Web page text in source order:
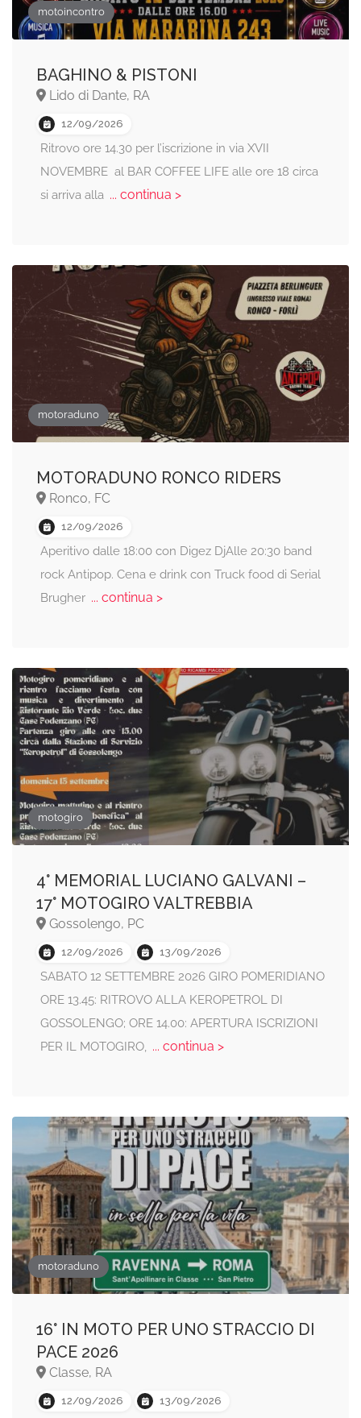
motoincontro
BAGHINO & PISTONI
Lido di Dante, RA
12/09/2026
Ritrovo ore 14.30 per l’iscrizione in via XVII
NOVEMBRE al BAR COFFEE LIFE alle ore 18 circa
si arriva alla... continua >
motoraduno
MOTORADUNO RONCO RIDERS
Ronco, FC
12/09/2026
Aperitivo dalle 18:00 con Digez DjAlle 20:30 band
rock Antipop. Cena e drink con Truck food di Serial
Brugher... continua >
motogiro
4° MEMORIAL LUCIANO GALVANI –
17° MOTOGIRO VALTREBBIA
Gossolengo, PC
12/09/2026 13/09/2026
SABATO 12 SETTEMBRE 2026 GIRO POMERIDIANO
ORE 13.45: RITROVO ALLA KEROPETROL DI
GOSSOLENGO; ORE 14.00: APERTURA ISCRIZIONI
PER IL MOTOGIRO, ... continua >
motoraduno
16° IN MOTO PER UNO STRACCIO DI
PACE 2026
Classe, RA
12/09/2026 13/09/2026